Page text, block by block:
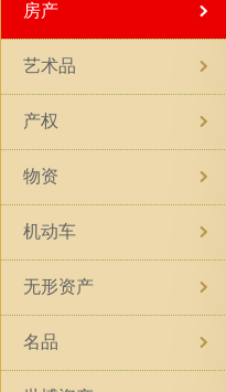
房产
艺术品
产权
物资
机动车
无形资产
名品